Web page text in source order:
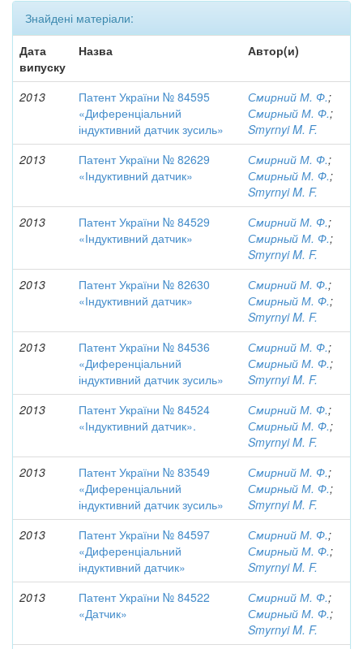
Знайдені матеріали:
Дата
випуску
Назва Автор(и)
2013
Патент України № 84595
«Диференціальний
індуктивний датчик зусиль»
Смирний М. Ф.;
Смирный М. Ф.;
Smyrnyi M. F.
2013
Патент України № 82629
«Індуктивний датчик»
Смирний М. Ф.;
Смирный М. Ф.;
Smyrnyi M. F.
2013
Патент України № 84529
«Індуктивний датчик»
Смирний М. Ф.;
Смирный М. Ф.;
Smyrnyi M. F.
2013
Патент України № 82630
«Індуктивний датчик»
Смирний М. Ф.;
Смирный М. Ф.;
Smyrnyi M. F.
2013
Патент України № 84536
«Диференціальний
індуктивний датчик зусиль»
Смирний М. Ф.;
Смирный М. Ф.;
Smyrnyi M. F.
2013
Патент України № 84524
«Індуктивний датчик».
Смирний М. Ф.;
Смирный М. Ф.;
Smyrnyi M. F.
2013
Патент України № 83549
«Диференціальний
індуктивний датчик зусиль»
Смирний М. Ф.;
Смирный М. Ф.;
Smyrnyi M. F.
2013
Патент України № 84597
«Диференціальний
індуктивний датчик»
Смирний М. Ф.;
Смирный М. Ф.;
Smyrnyi M. F.
2013
Патент України № 84522
«Датчик»
Смирний М. Ф.;
Смирный М. Ф.;
Smyrnyi M. F.